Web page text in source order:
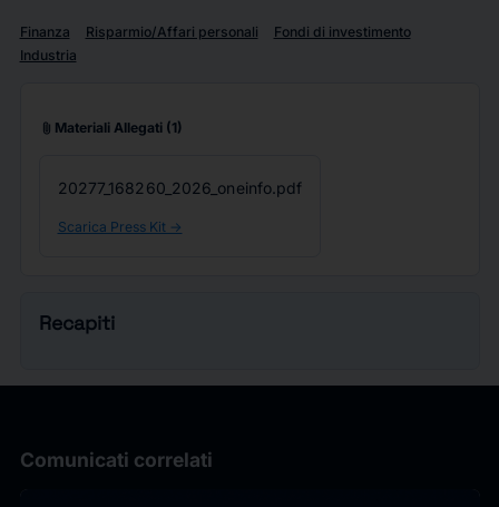
Finanza Risparmio/Affari personali
Fondi di investimento
Industria
attach_file Materiali Allegati(1)
20277_168260_2026_oneinfo.pdf
Scarica Press Kit ->
Recapiti
Comunicati correlati